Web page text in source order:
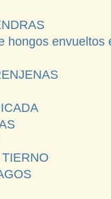
hongos envueltos